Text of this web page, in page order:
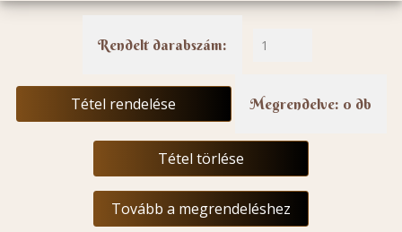
Rendelt darabszám:
Tétel rendelése Megrendelve: 0 db
Tétel törlése
Tovább a megrendeléshez